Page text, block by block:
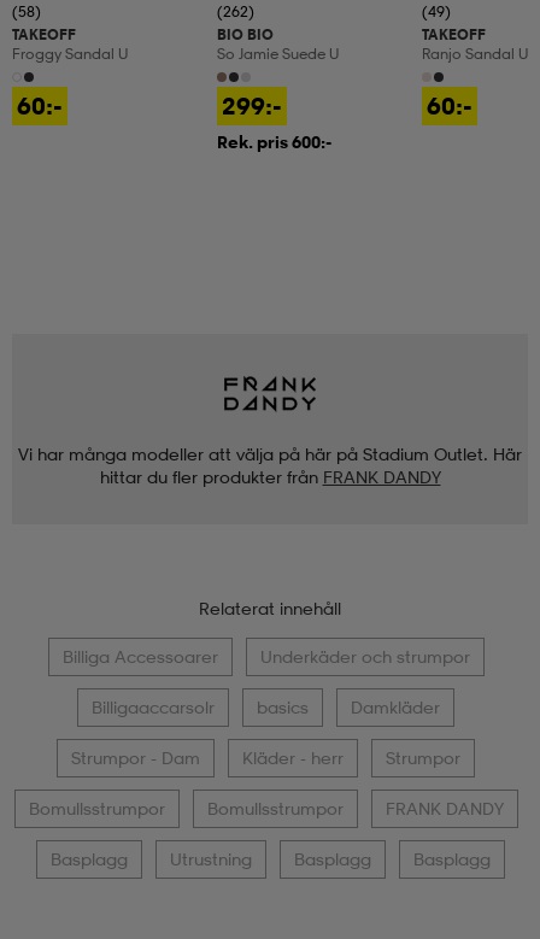
(58)
TAKEOFF
Froggy Sandal U
60:-
(262)
BIO BIO
So Jamie Suede U
299:-
Rek. pris 600:-
(49)
TAKEOFF
Ranjo Sandal U
60:-
Vi har många modeller att välja på här på Stadium Outlet. Här
hittar du fler produkter från FRANK DANDY
Relaterat innehåll
Billiga Accessoarer Underkäder och strumpor
Billigaaccarsolr basics Damkläder
Strumpor - Dam Kläder - herr Strumpor
Bomullsstrumpor Bomullsstrumpor FRANK DANDY
Basplagg Utrustning Basplagg Basplagg